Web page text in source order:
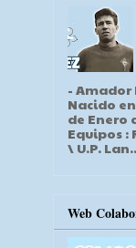
- Amador
Nacido
de Enero
Equipos :
\ U.P.
Web